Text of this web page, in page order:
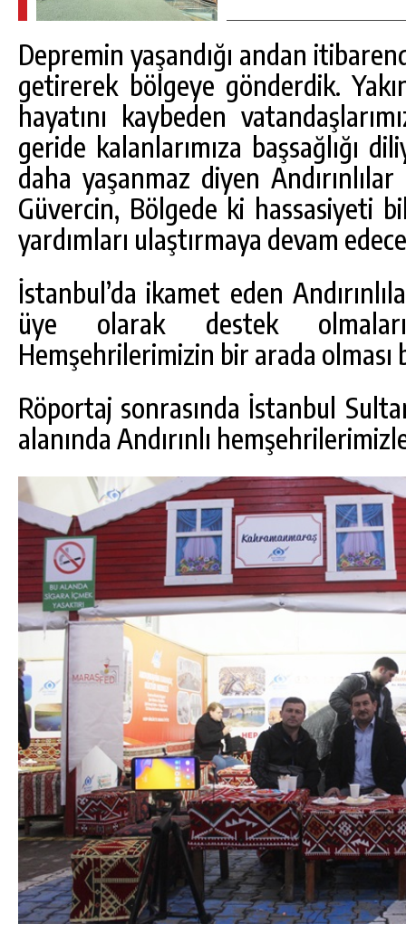
Depremin yaşandığı andan
getirerek bölgeye gönderdik.
hayatını kaybeden
geride kalanlarımıza başsağlığı
daha yaşanmaz diyen
Güvercin, Bölgede ki hassasiyeti
yardımları ulaştırmaya devam
İstanbul’da ikamet eden
üye olarak destek
Hemşehrilerimizin bir arada olması
Röportaj sonrasında İstanbul
alanında Andırınlı